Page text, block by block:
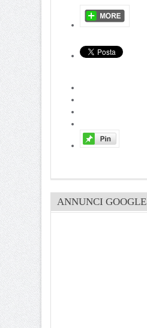
ANNUNCI GOOGLE